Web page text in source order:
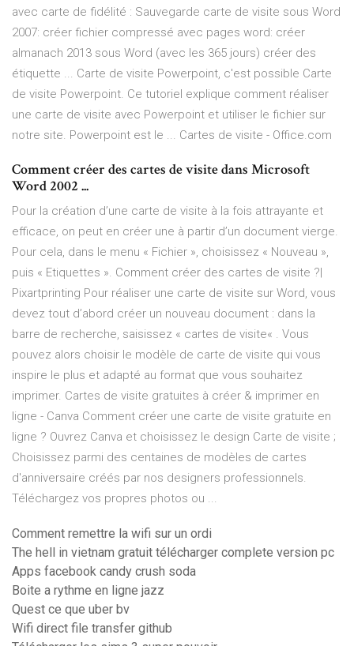
avec carte de fidélité : Sauvegarde carte de visite sous Word
2007: créer fichier compressé avec pages word: créer
almanach 2013 sous Word (avec les 365 jours) créer des
étiquette ... Carte de visite Powerpoint, c'est possible Carte
de visite Powerpoint. Ce tutoriel explique comment réaliser
une carte de visite avec Powerpoint et utiliser le fichier sur
notre site. Powerpoint est le ... Cartes de visite - Office.com
Comment créer des cartes de visite dans Microsoft
Word 2002 ...
Pour la création d’une carte de visite à la fois attrayante et
efficace, on peut en créer une à partir d’un document vierge.
Pour cela, dans le menu « Fichier », choisissez « Nouveau »,
puis « Etiquettes ». Comment créer des cartes de visite ?|
Pixartprinting Pour réaliser une carte de visite sur Word, vous
devez tout d’abord créer un nouveau document : dans la
barre de recherche, saisissez « cartes de visite« . Vous
pouvez alors choisir le modèle de carte de visite qui vous
inspire le plus et adapté au format que vous souhaitez
imprimer. Cartes de visite gratuites à créer & imprimer en
ligne - Canva Comment créer une carte de visite gratuite en
ligne ? Ouvrez Canva et choisissez le design Carte de visite ;
Choisissez parmi des centaines de modèles de cartes
d'anniversaire créés par nos designers professionnels.
Téléchargez vos propres photos ou ...
Comment remettre la wifi sur un ordi
The hell in vietnam gratuit télécharger complete version pc
Apps facebook candy crush soda
Boite a rythme en ligne jazz
Quest ce que uber bv
Wifi direct file transfer github